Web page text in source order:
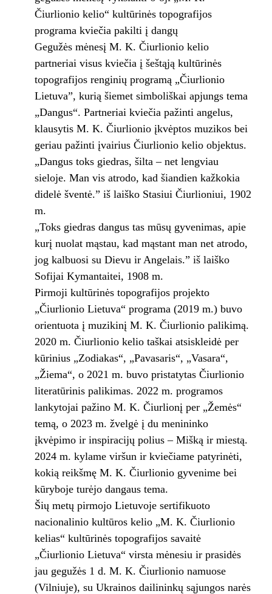
Čiurlionio kelio“ kultūrinės topografijos
programa kviečia pakilti į dangų
Gegužės mėnesį M. K. Čiurlionio kelio
partneriai visus kviečia į šeštąją kultūrinės
topografijos renginių programą „Čiurlionio
Lietuva”, kurią šiemet simboliškai apjungs tema
„Dangus“. Partneriai kviečia pažinti angelus,
klausytis M. K. Čiurlionio įkvėptos muzikos bei
geriau pažinti įvairius Čiurlionio kelio objektus.
„Dangus toks giedras, šilta – net lengviau
sieloje. Man vis atrodo, kad šiandien kažkokia
didelė šventė.” iš laiško Stasiui Čiurlioniui, 1902
m.
„Toks giedras dangus tas mūsų gyvenimas, apie
kurį nuolat mąstau, kad mąstant man net atrodo,
jog kalbuosi su Dievu ir Angelais.” iš laiško
Sofijai Kymantaitei, 1908 m.
Pirmoji kultūrinės topografijos projekto
„Čiurlionio Lietuva“ programa (2019 m.) buvo
orientuota į muzikinį M. K. Čiurlionio palikimą.
2020 m. Čiurlionio kelio taškai atsiskleidė per
kūrinius „Zodiakas“, „Pavasaris“, „Vasara“,
„Žiema“, o 2021 m. buvo pristatytas Čiurlionio
literatūrinis palikimas. 2022 m. programos
lankytojai pažino M. K. Čiurlionį per „Žemės“
temą, o 2023 m. žvelgė į du menininko
įkvėpimo ir inspiracijų polius – Mišką ir miestą.
2024 m. kylame viršun ir kviečiame patyrinėti,
kokią reikšmę M. K. Čiurlionio gyvenime bei
kūryboje turėjo dangaus tema.
Šių metų pirmojo Lietuvoje sertifikuoto
nacionalinio kultūros kelio „M. K. Čiurlionio
kelias“ kultūrinės topografijos savaitė
„Čiurlionio Lietuva“ virsta mėnesiu ir prasidės
jau gegužės 1 d. M. K. Čiurlionio namuose
(Vilniuje), su Ukrainos dailininkų sąjungos narės